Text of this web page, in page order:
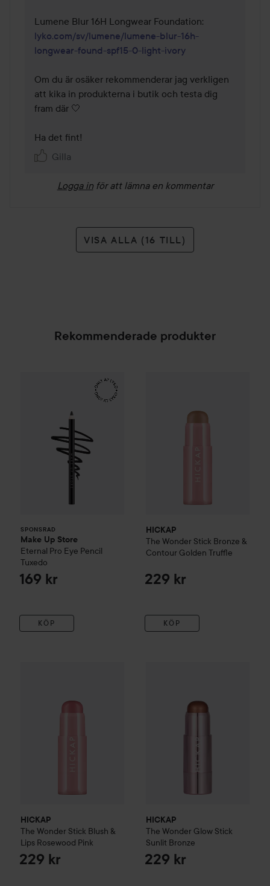
lyko.com/sv/lumene/lumene-blur-16h-
longwear-found-spf15-0-light-ivory
Om du är osäker rekommenderar jag verkligen
att kika in produkterna i butik och testa dig
fram där 🤍
Ha det fint!
Gilla
Logga in för att lämna en kommentar
VISA ALLA (16 TILL)
Rekommenderade produkter
SPONSRAD
Make Up Store
Eternal Pro Eye Pencil
Tuxedo
169 kr
KÖP
Make Up Store
HICKAP
The Wonder Stick Bronze &
Contour Golden Truffle
229 kr
KÖP
HICKAP
The Wonder Stick Blush &
Lips Rosewood Pink
229 kr
HICKAP
The Wonder Glow Stick
Sunlit Bronze
229 kr